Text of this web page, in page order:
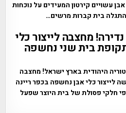
עשויים קירטון המעידים על נוכחות
בית קברות מרשים…
מחצבה לייצור כלי
בית שני נחשפה
היהודית בארץ ישראל! מחצבה
כלי אבן נחשפה בכפר ריינה
חלקי פסולת של בית היוצר שפעל